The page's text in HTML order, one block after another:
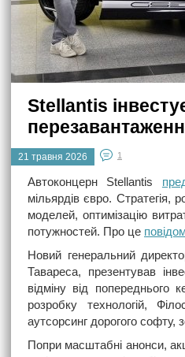
Stellantis
21 травня 2026 1
Автоконцерн Stellantis
мільярдів євро. Стратегія,
моделей, оптимізацію
потужностей. Про це
Новий генеральний
Тавареса, презентував
відміну від попереднього
розробку технологій,
аутсорсинг дорогого софту,
Попри масштабні анонси,